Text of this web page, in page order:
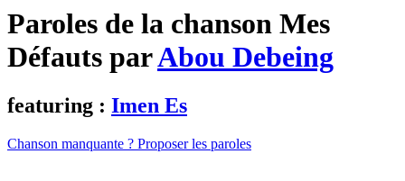
Paroles de la chanson Mes
Défauts parAbou Debeing
featuring : Imen Es
Chanson manquante ? Proposer les paroles